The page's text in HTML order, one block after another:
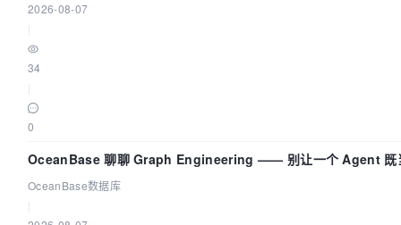
2026-08-07
34
0
OceanBase 聊聊 Graph Engineering —— 别让一个 Agent 既
OceanBase数据库